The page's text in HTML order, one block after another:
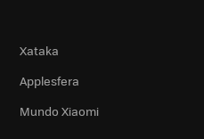
Xataka
Applesfera
Mundo Xiaomi